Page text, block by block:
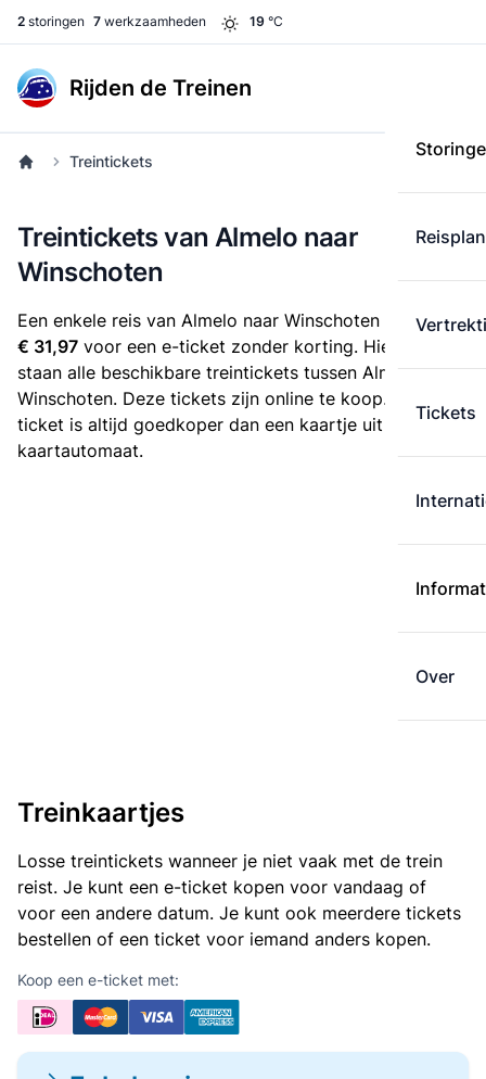
2 storingen 7 werkzaamheden 19 °C
Rijden de Treinen
Tickets
Over
Treintickets
Treintickets van Almelo naar
Winschoten
Een enkele reis van Almelo naar Winschoten kost
€ 31,97 voor een e-ticket zonder korting. Hieronder
staan alle beschikbare treintickets tussen Almelo en
Winschoten. Deze tickets zijn online te koop. Een e-
ticket is altijd goedkoper dan een kaartje uit de
kaartautomaat.
Treinkaartjes
Losse treintickets wanneer je niet vaak met de trein
reist. Je kunt een e-ticket kopen voor vandaag of
voor een andere datum. Je kunt ook meerdere tickets
bestellen of een ticket voor iemand anders kopen.
Koop een e-ticket met: